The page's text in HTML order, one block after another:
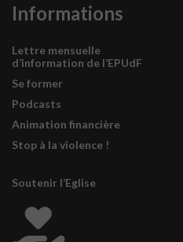
Informations
Lettre mensuelle
d’information de l’EPUdF
Se former
Podcasts
Animation financière
Stop à la violence !
Soutenir l’Eglise